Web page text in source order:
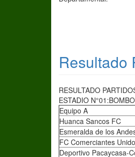
Resultado
RESULTADO
ESTADIO
Equipo A
Huanca Sancos FC
Esmeralda de los
FC Comerciantes
Deportivo Pacaycasa-